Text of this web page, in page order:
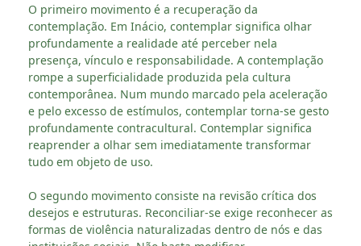
O primeiro movimento é a recuperação da
contemplação. Em Inácio, contemplar significa olhar
profundamente a realidade até perceber nela
presença, vínculo e responsabilidade. A contemplação
rompe a superficialidade produzida pela cultura
contemporânea. Num mundo marcado pela aceleração
e pelo excesso de estímulos, contemplar torna-se gesto
profundamente contracultural. Contemplar significa
reaprender a olhar sem imediatamente transformar
tudo em objeto de uso.
O segundo movimento consiste na revisão crítica dos
desejos e estruturas. Reconciliar-se exige reconhecer as
formas de violência naturalizadas dentro de nós e das